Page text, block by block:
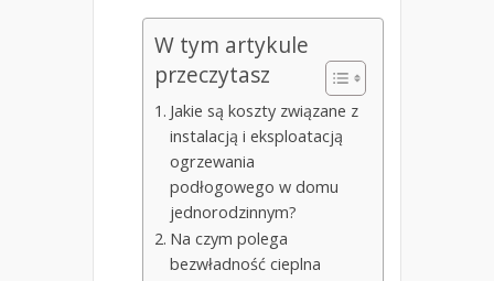
W tym artykule
przeczytasz
Jakie są koszty związane z
instalacją i eksploatacją
ogrzewania
podłogowego w domu
jednorodzinnym?
Na czym polega
bezwładność cieplna